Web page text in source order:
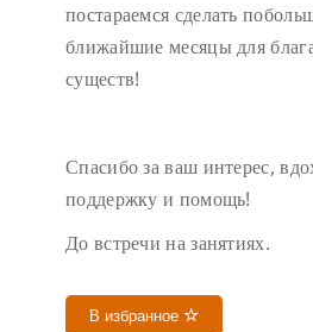
постараемся сделать
ближайшие месяцы для
существ!
Спасибо за ваш интерес,
поддержку и помощь!
До встречи на занятиях.
В избранное